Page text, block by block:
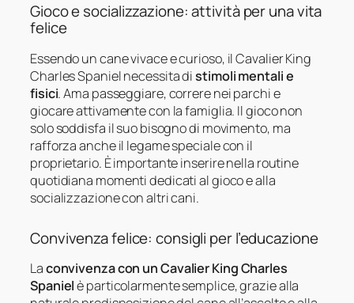
Gioco e socializzazione: attività per una vita
felice
Essendo un cane vivace e curioso, il Cavalier King
Charles Spaniel necessita distimoli mentali e
fisici. Ama passeggiare, correre nei parchi e
giocare attivamente con la famiglia. Il gioco non
solo soddisfa il suo bisogno di movimento, ma
rafforza anche il legame speciale con il
proprietario. È importante inserire nella routine
quotidiana momenti dedicati al gioco e alla
socializzazione con altri cani.
Convivenza felice: consigli per l’educazione
Laconvivenza con un Cavalier King Charles
Spanielè particolarmente semplice, grazie alla